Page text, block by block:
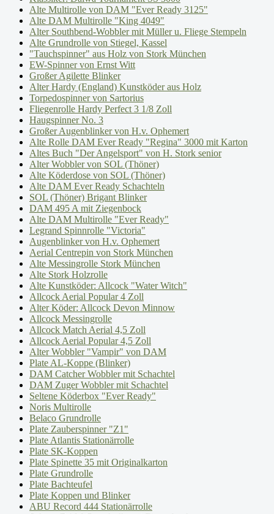
Alte Multirolle von DAM "Ever Ready 3125"
Alte DAM Multirolle "King 4049"
Alter Southbend-Wobbler mit Müller u. Fliege Stempeln
Alte Grundrolle von Stiegel, Kassel
"Tauchspinner" aus Holz von Stork München
EW-Spinner von Ernst Witt
Großer Agilette Blinker
Alter Hardy (England) Kunstköder aus Holz
Torpedospinner von Sartorius
Fliegenrolle Hardy Perfect 3 1/8 Zoll
Haugspinner No. 3
Großer Augenblinker von H.v. Ophemert
Alte Rolle DAM Ever Ready "Regina" 3000 mit Karton
Altes Buch "Der Angelsport" von H. Stork senior
Alter Wobbler von SOL (Thöner)
Alte Köderdose von SOL (Thöner)
Alte DAM Ever Ready Schachteln
SOL (Thöner) Brigant Blinker
DAM 495 A mit Ziegenbock
Alte DAM Multirolle "Ever Ready"
Legrand Spinnrolle "Victoria"
Augenblinker von H.v. Ophemert
Aerial Centrepin von Stork München
Alte Messingrolle Stork München
Alte Stork Holzrolle
Alte Kunstköder: Allcock "Water Witch"
Allcock Aerial Popular 4 Zoll
Alter Köder: Allcock Devon Minnow
Allcock Messingrolle
Allcock Match Aerial 4,5 Zoll
Allcock Aerial Popular 4,5 Zoll
Alter Wobbler "Vampir" von DAM
Plate AL-Koppe (Blinker)
DAM Catcher Wobbler mit Schachtel
DAM Zuger Wobbler mit Schachtel
Seltene Köderbox "Ever Ready"
Noris Multirolle
Belaco Grundrolle
Plate Zauberspinner "Z1"
Plate Atlantis Stationärrolle
Plate SK-Koppen
Plate Spinette 35 mit Originalkarton
Plate Grundrolle
Plate Bachteufel
Plate Koppen und Blinker
ABU Record 444 Stationärrolle